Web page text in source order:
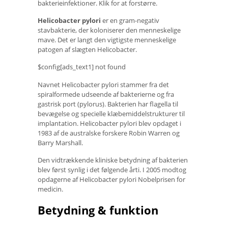
bakterieinfektioner. Klik for at forstørre.
Helicobacter pylori er en gram-negativ
stavbakterie, der koloniserer den menneskelige
mave. Det er langt den vigtigste menneskelige
patogen af ​​slægten Helicobacter.
$config[ads_text1] not found
Navnet Helicobacter pylori stammer fra det
spiralformede udseende af bakterierne og fra
gastrisk port (pylorus). Bakterien har flagella til
bevægelse og specielle klæbemiddelstrukturer til
implantation. Helicobacter pylori blev opdaget i
1983 af de australske forskere Robin Warren og
Barry Marshall.
Den vidtrækkende kliniske betydning af bakterien
blev først synlig i det følgende årti. I 2005 modtog
opdagerne af Helicobacter pylori Nobelprisen for
medicin.
Betydning & funktion